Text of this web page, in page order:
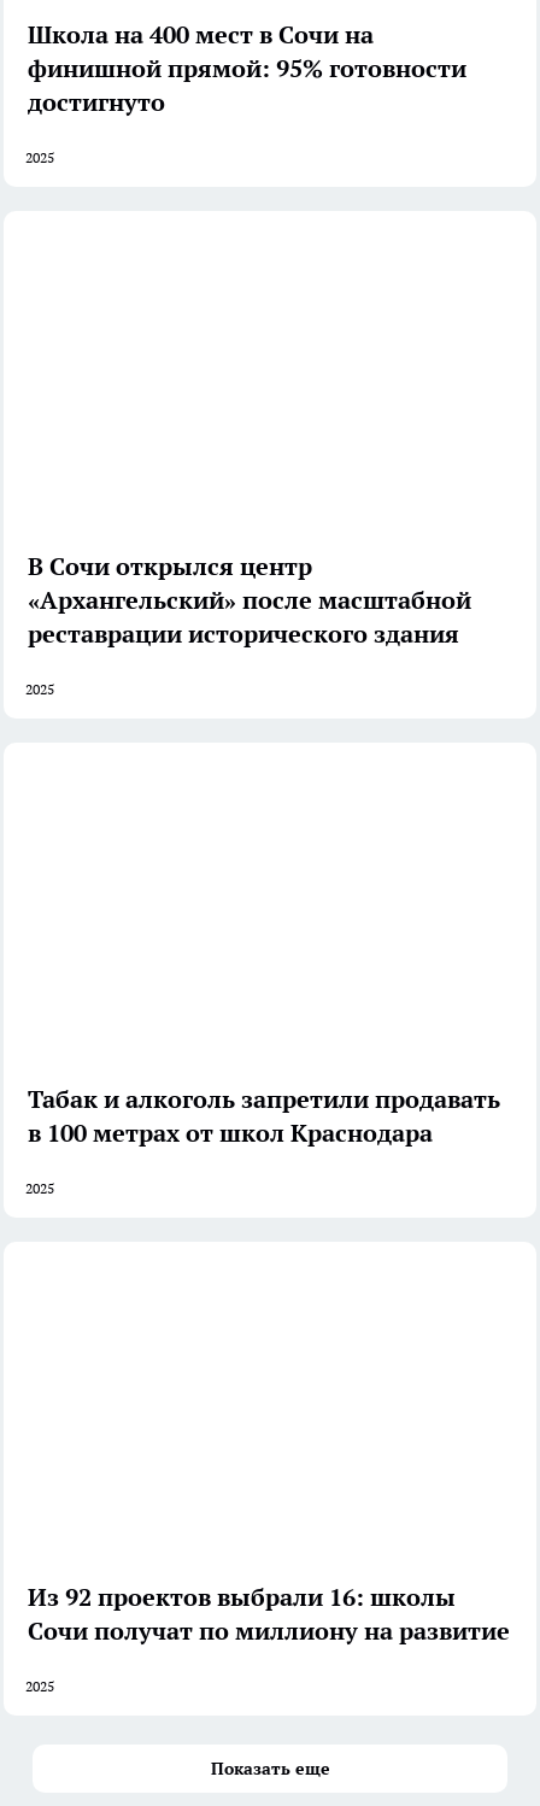
Школа на 400 мест в Сочи на
финишной прямой: 95% готовности
достигнуто
2025
В Сочи открылся центр
«Архангельский» после масштабной
реставрации исторического здания
2025
Табак и алкоголь запретили продавать
в 100 метрах от школ Краснодара
2025
Из 92 проектов выбрали 16: школы
Сочи получат по миллиону на развитие
2025
Показать еще